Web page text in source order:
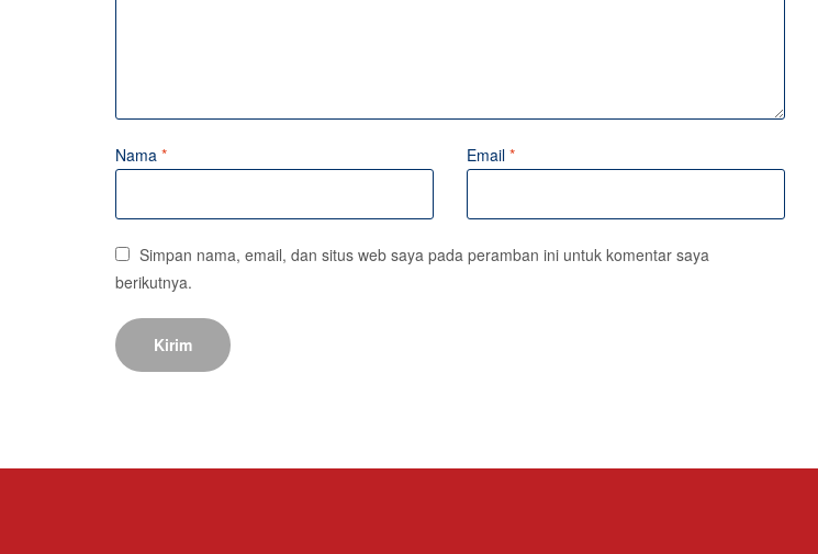
Nama * Email *
Simpan nama, email, dan situs web saya pada peramban ini untuk komentar saya
berikutnya.